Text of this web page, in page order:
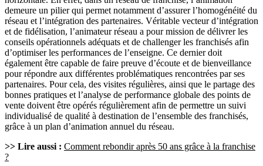
demeure un pilier qui permet notamment d’assurer l’homogénéité du
réseau et l’intégration des partenaires. Véritable vecteur d’intégration
et de fidélisation, l’animateur réseau a pour mission de délivrer les
conseils opérationnels adéquats et de challenger les franchisés afin
d’optimiser les performances de l’enseigne. Ce dernier doit
également être capable de faire preuve d’écoute et de bienveillance
pour répondre aux différentes problématiques rencontrées par ses
partenaires. Pour cela, des visites régulières, ainsi que le partage des
bonnes pratiques et l’analyse de performance globale des points de
vente doivent être opérés régulièrement afin de permettre un suivi
individualisé de qualité à destination de l’ensemble des franchisés,
grâce à un plan d’animation annuel du réseau.
>> Lire aussi : Comment rebondir après 50 ans grâce à la franchise
?